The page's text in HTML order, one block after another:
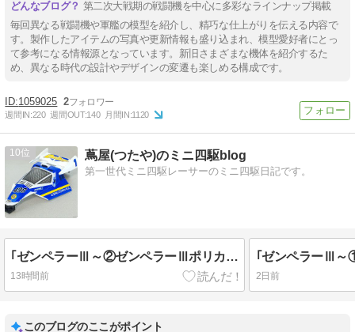
第二次大戦期の戦闘機を中心に多彩なラインナップ掲載
毎回異なる戦闘機や軍艦の模型を紹介し、精巧な仕上がりを伝える内容で
す。製作したアイテムの写真や更新情報も盛り込まれ、模型愛好者にとっ
て参考になる情報源となっています。新旧さまざまな機体を紹介するた
め、異なる時代の設計やデザインの変遷も楽しめる構成です。
1059025 2
週間IN:220 週間OUT:140 月間IN:1120
10 蔦屋(つたや)のミニ四駆blog
第一世代ミニ四駆レーサーのミニ四駆日記です。
｢ゼンペラーⅢ～②ゼンペラーⅢポリカボディとフィルムステッカーについて～｣
13時間前 2日前
このブログのここがポイント